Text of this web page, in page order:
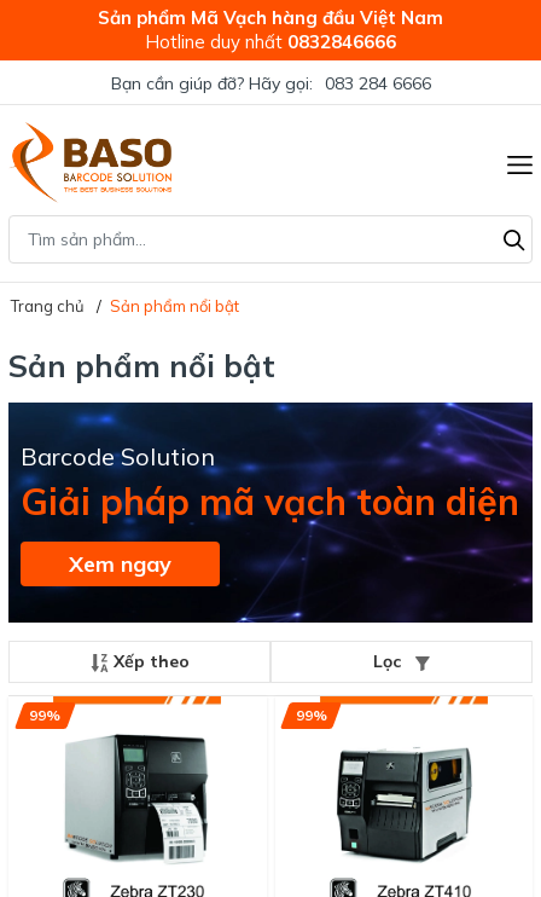
Sản phẩm Mã Vạch hàng đầu Việt Nam
Hotline duy nhất 0832846666
Bạn cần giúp đỡ? Hãy gọi: 083 284 6666
Trang chủ Sản phẩm nổi bật
Sản phẩm nổi bật
Barcode Solution
Giải pháp mã vạch toàn diện
Xem ngay
Xếp theo Lọc
99% 99%